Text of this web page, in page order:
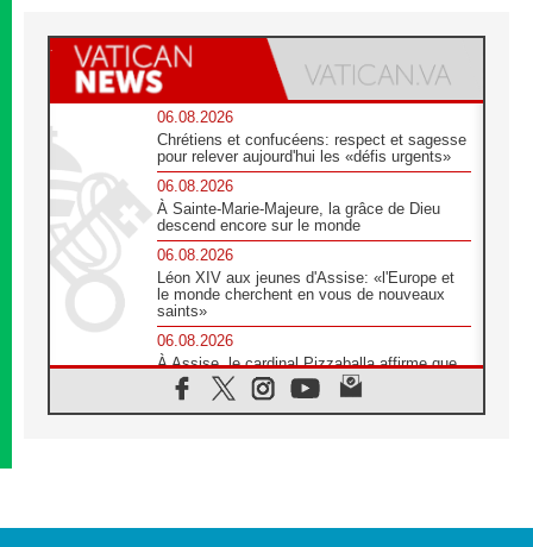
06.08.2026
Chrétiens et confucéens: respect et sagesse
pour relever aujourd'hui les «défis urgents»
06.08.2026
À Sainte-Marie-Majeure, la grâce de Dieu
descend encore sur le monde
06.08.2026
Léon XIV aux jeunes d'Assise: «l'Europe et
le monde cherchent en vous de nouveaux
saints»
06.08.2026
À Assise, le cardinal Pizzaballa affirme que
«les chrétiens veulent la paix»
06.08.2026